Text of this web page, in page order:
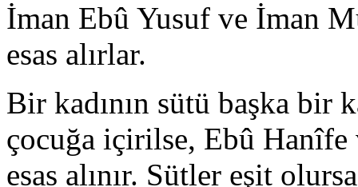
İman Ebû Yusuf ve İman
esas alırlar.
Bir kadının sütü başka bir
çocuğa içirilse, Ebû Hanîfe
esas alınır. Sütler eşit